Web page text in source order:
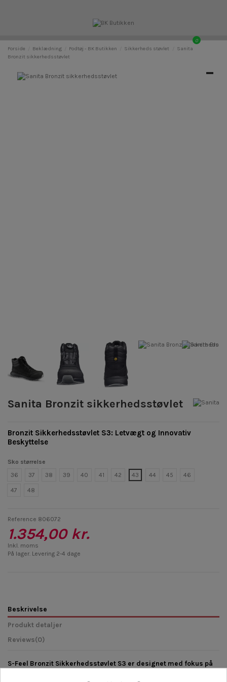
0
Forside Beklædning Fodtøj - BK Butikken Sikkerheds støvlet
Sanita
Bronzit sikkerhedsstøvlet
Sanita Bronzit sikkerhedsstøvlet
Bronzit Sikkerhedsstøvlet S3: Letvægt og Innovativ
Beskyttelse
Sko størrelse
36
37 38 39 40 41 42 43 44 45 46
47 48
Reference 806072
1.354,00 kr.
Inkl. moms
På lager. Levering 2-4 dage
Beskrivelse
Produkt detaljer
Reviews(0)
S-Feel Bronzit Sikkerhedsstøvlet S3 er designet med fokus på
støvle er perfekt til professionelle, der arbejder i krævende